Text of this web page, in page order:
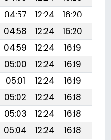
04:57 12:24 16:20
04:58 12:24 16:20
04:59 12:24 16:19
05:00 12:24 16:19
05:01 12:24 16:19
05:02 12:24 16:18
05:03 12:24 16:18
05:04 12:24 16:18